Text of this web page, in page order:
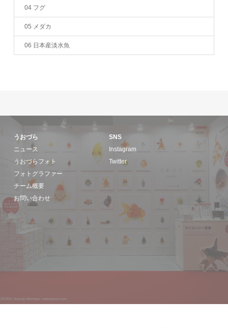
04 フグ
05 メダカ
06 日本産淡水魚
うおづら
ニュース
うおづらフォト
フォトグラファー
チーム概要
お問い合わせ
SNS
Instagram
Twitter